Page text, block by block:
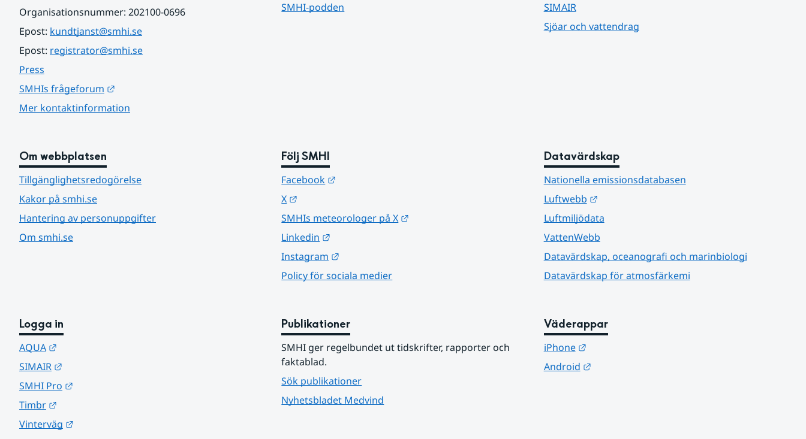
Organisationsnummer: 202100-0696
Epost: kundtjanst@smhi.se
Epost: registrator@smhi.se
Press
SMHIs frågeforum
Mer kontaktinformation
SMHI-podden
SIMAIR
Sjöar och vattendrag
Om webbplatsen
Tillgänglighetsredogörelse
Kakor på smhi.se
Hantering av personuppgifter
Om smhi.se
Följ SMHI
Facebook
X
SMHIs meteorologer på X
Linkedin
Instagram
Policy för sociala medier
Datavärdskap
Nationella emissionsdatabasen
Luftwebb
Länk till annan webbplats.
Luftmiljödata
VattenWebb
Datavärdskap, oceanografi och marinbiologi
Datavärdskap för atmosfärkemi
Logga in
AQUA
SIMAIR
SMHI Pro
Timbr
Vinterväg
Publikationer
SMHI ger regelbundet ut tidskrifter, rapporter och
faktablad.
Sök publikationer
Nyhetsbladet Medvind
Väderappar
iPhone
Länk till annan webbplats.
Android
Länk till annan webbplats.